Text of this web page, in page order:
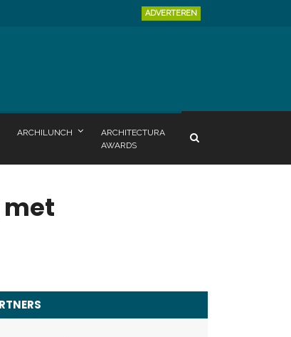
ADVERTEREN
ARCHILUNCH
ARCHITECTURA
AWARDS
met